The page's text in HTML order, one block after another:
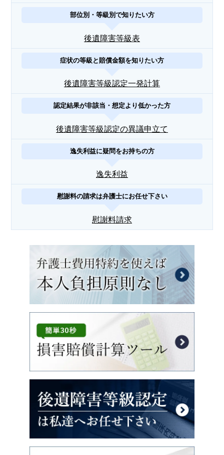
部位別・等級別で知りたい方
後遺障害等級表
症状の等級と賠償金額を知りたい方
後遺障害等級認定一発計算
認定結果が非該当・想定より低かった方
後遺障害等級認定の異議申立て
逸失利益に疑問をお持ちの方
逸失利益
慰謝料の請求は弁護士にお任せ下さい
慰謝料請求